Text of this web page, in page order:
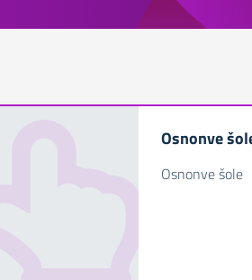
Osnonve
Osnonve šole